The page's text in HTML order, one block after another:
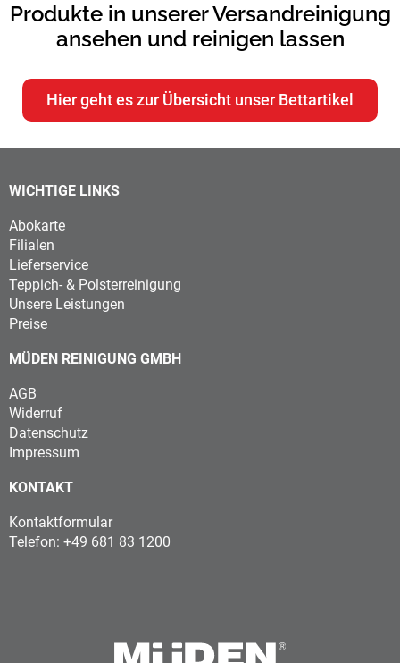
Produkte in unserer Versandreinigung
ansehen und reinigen lassen
Hier geht es zur Übersicht unser Bettartikel
WICHTIGE LINKS
Abokarte
Filialen
Lieferservice
Teppich- & Polsterreinigung
Unsere Leistungen
Preise
MÜDEN REINIGUNG GMBH
AGB
Widerruf
Datenschutz
Impressum
KONTAKT
Kontaktformular
Telefon: +49 681 83 1200